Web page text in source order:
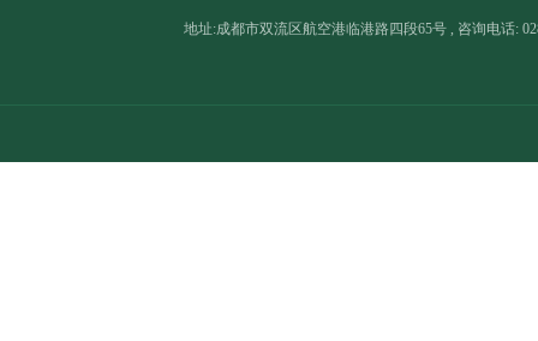
地址:成都市双流区航空港临港路四段65号 , 咨询电话: